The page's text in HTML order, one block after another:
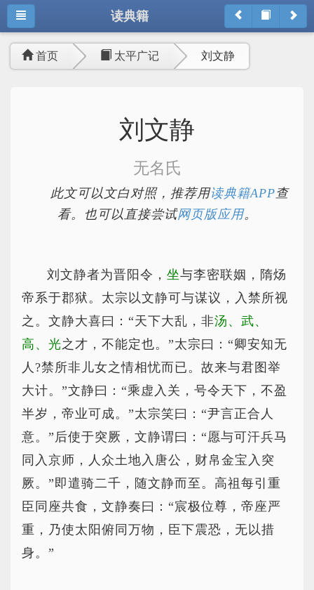
读典籍
首页 太平广记 刘文静
刘文静
无名氏
此文可以文白对照，推荐用读典籍APP查
看。也可以直接尝试网页版应用。
刘文静者为晋阳令， 坐与李密联姻，隋炀
帝系于郡狱。太宗以文静可与谋议，入禁所视
之。文静大喜曰：“天下大乱，非汤、武、
高、光之才，不能定也。”太宗曰：“卿安知无
人?禁所非儿女之情相忧而已。故来与君图举
大计。”文静曰：“乘虚入关，号令天下，不盈
半岁，帝业可成。”太宗笑曰：“尹言正合人
意。”后使于突厥，文静谓曰：“愿与可汗兵马
同入京师，人众土地入唐公，财帛金宝入突
厥。”即遣骑二千，随文静而至。高祖每引重
臣同座共食，文静奏曰：“宸极位尊，帝座严
重，乃使太阳俯同万物，臣下震恐，无以措
身。”